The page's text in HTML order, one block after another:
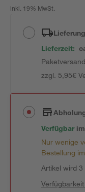
inkl. 19% MwSt.
Lieferzeit:
Paketversand
zzgl. 5,95€
Verfügbar im
Nur wenige
Bestellung
Artikel wird